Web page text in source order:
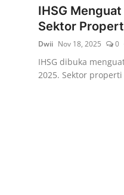
Rekomendasi
IHSG
Sektor
Dwii Nov 18, 2025 0
IHSG dibuka
2025. Sektor